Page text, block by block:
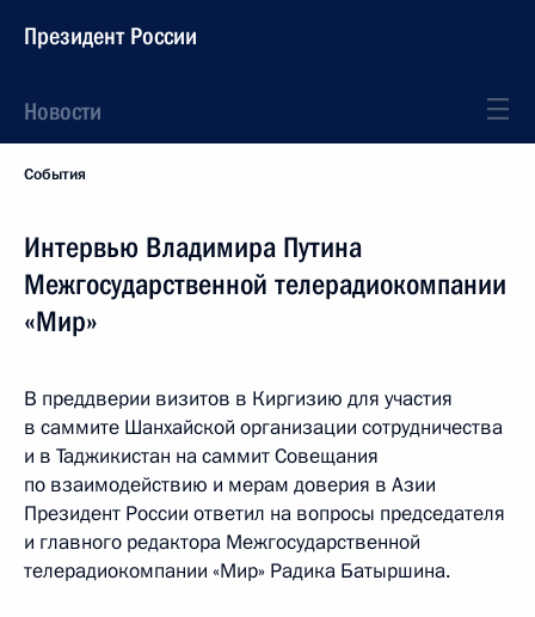
Президент России
Новости
События
Интервью Владимира Путина
Межгосударственной телерадиокомпании
«Мир»
В преддверии визитов в Киргизию для участия
в саммите Шанхайской организации сотрудничества
и в Таджикистан на саммит Совещания
по взаимодействию и мерам доверия в Азии
Президент России ответил на вопросы председателя
и главного редактора Межгосударственной
телерадиокомпании «Мир» Радика Батыршина.